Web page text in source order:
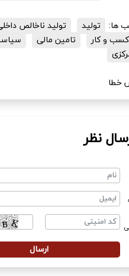
ها: تولید تولید ناخالص
و کار
تامین مالی
خطا
نظر